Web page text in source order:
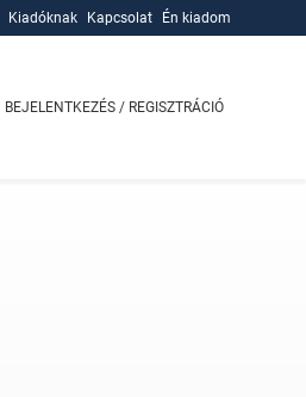
Kiadóknak
Kapcsolat Én kiadom
BEJELENTKEZÉS / REGISZTRÁCIÓ